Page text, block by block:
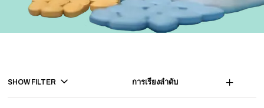
SHOW FILTER การเรียงลำดับ